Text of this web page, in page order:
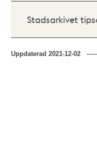
Stadsarkivet
Uppdaterad2021-12-02